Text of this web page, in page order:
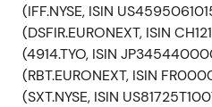
22. Dez 2021 — Bolt-
Giraffe Foods
Ereignis:Symrise
2021 die Übernahme
(IFF.NYSE, ISIN
(DSFIR.EURONEXT, ISIN
(4914.TYO, ISIN
(RBT.EURONEXT, ISIN
(SXT.NYSE, ISIN